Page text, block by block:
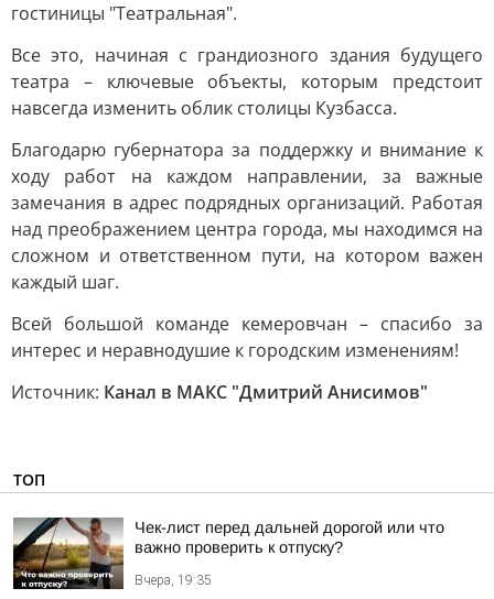
гостиницы "Театральная".
Все это, начиная с грандиозного здания будущего
театра – ключевые объекты, которым предстоит
навсегда изменить облик столицы Кузбасса.
Благодарю губернатора за поддержку и внимание к
ходу работ на каждом направлении, за важные
замечания в адрес подрядных организаций. Работая
над преображением центра города, мы находимся на
сложном и ответственном пути, на котором важен
каждый шаг.
Всей большой команде кемеровчан – спасибо за
интерес и неравнодушие к городским изменениям!
Источник: Канал в МАКС "Дмитрий Анисимов"
ТОП
Чек-лист перед дальней дорогой или что
важно проверить к отпуску?
Вчера, 19:35